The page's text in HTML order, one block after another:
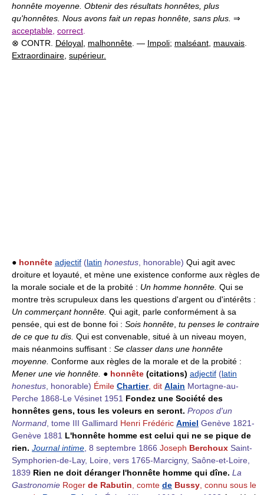
honnête moyenne. Obtenir des résultats honnêtes, plus
qu'honnêtes. Nous avons fait un repas honnête, sans plus. ⇒
acceptable correct
⊗ CONTR. Déloyal malhonnête . — Impoli; malséant mauvais
Extraordinaire supérieur.
● honnête adjectif (latin honestus , honorable) Qui agit avec
droiture et loyauté, et mène une existence conforme aux règles de
la morale sociale et de la probité : Un homme honnête. Qui se
montre très scrupuleux dans les questions d'argent ou d'intérêts :
Un commerçant honnête. Qui agit, parle conformément à sa
pensée, qui est de bonne foi : Sois honnête tu penses le contraire
de ce que tu dis. Qui est convenable, situé à un niveau moyen,
mais néanmoins suffisant : Se classer dans une honnête
moyenne. Conforme aux règles de la morale et de la probité :
Mener une vie honnête. ● honnête (citations) adjectif (latin
honestus , honorable) Émile Chartier, dit Alain Mortagne-au-
Perche 1868-Le Vésinet 1951 Fondez une Société des
honnêtes gens, tous les voleurs en seront. Propos d'un
Normand , tome III Gallimard Henri Frédéric Amiel Genève 1821-
Genève 1881 L'honnête homme est celui qui ne se pique de
rien. Journal intime , 8 septembre 1866 Joseph Berchoux Saint-
Symphorien-de-Lay, Loire, vers 1765-Marcigny, Saône-et-Loire,
1839 Rien ne doit déranger l'honnête homme qui dîne. La
Gastronomie Roger de Rabutin , comte de Bussy , connu sous le